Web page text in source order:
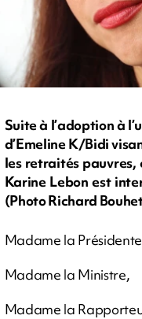
Suite à l’adoption à
d’Emeline K/Bidi
les retraités pauvres,
Karine Lebon est
(Photo Richard
Madame la
Madame la Ministre,
Madame la